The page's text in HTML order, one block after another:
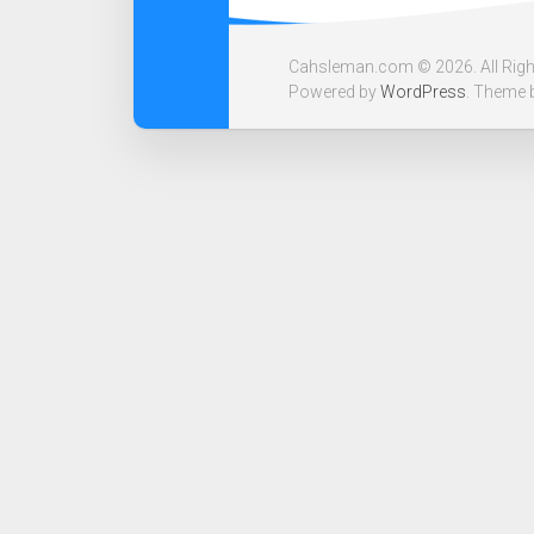
Cahsleman.com © 2026. All
Powered byWordPress . Theme